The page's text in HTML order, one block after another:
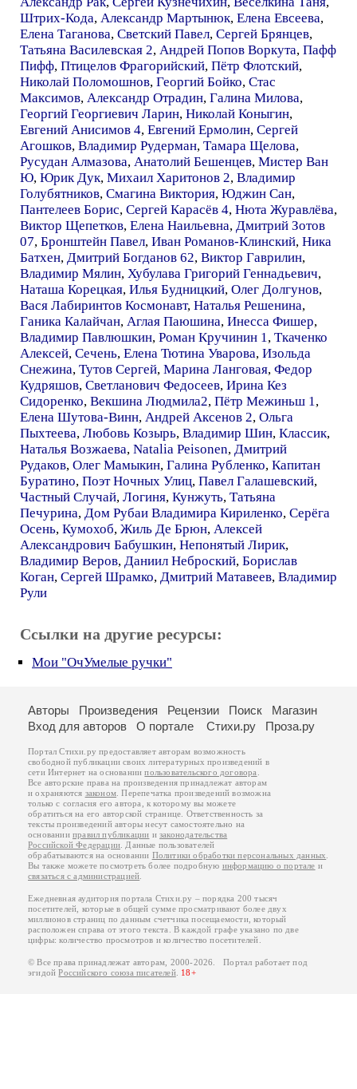
Штрих-Кода, Александр Мартынюк, Елена Евсеева,
Елена Таганова, Светский Павел, Сергей Брянцев,
Татьяна Василевская 2, Андрей Попов Воркута, Пафф
Пифф, Птицелов Фрагорийский, Пётр Флотский,
Николай Поломошнов, Георгий Бойко, Стас
Максимов, Александр Отрадин, Галина Милова,
Георгий Георгиевич Ларин, Николай Коныгин,
Евгений Анисимов 4, Евгений Ермолин, Сергей
Агошков, Владимир Рудерман, Тамара Щелова,
Русудан Алмазова, Анатолий Бешенцев, Мистер Ван
Ю, Юрик Дук, Михаил Харитонов 2, Владимир
Голубятников, Смагина Виктория, Юджин Сан,
Пантелеев Борис, Сергей Карасёв 4, Нюта Журавлёва,
Виктор Щепетков, Елена Наильевна, Дмитрий Зотов
07, Бронштейн Павел, Иван Романов-Клинский, Ника
Батхен, Дмитрий Богданов 62, Виктор Гаврилин,
Владимир Мялин, Хубулава Григорий Геннадьевич,
Наташа Корецкая, Илья Будницкий, Олег Долгунов,
Вася Лабиринтов Космонавт, Наталья Решенина,
Ганика Калайчан, Аглая Паюшина, Инесса Фишер,
Владимир Павлюшкин, Роман Кручинин 1, Ткаченко
Алексей, Сечень, Елена Тютина Уварова, Изольда
Снежина, Тутов Сергей, Марина Ланговая, Федор
Кудряшов, Светланович Федосеев, Ирина Кез
Сидоренко, Векшина Людмила2, Пётр Межиньш 1,
Елена Шутова-Винн, Андрей Аксенов 2, Ольга
Пыхтеева, Любовь Козырь, Владимир Шин, Классик,
Наталья Возжаева, Natalia Peisonen, Дмитрий
Рудаков, Олег Мамыкин, Галина Рубленко, Капитан
Буратино, Поэт Ночных Улиц, Павел Галашевский,
Частный Случай, Логиня, Кунжуть, Татьяна
Печурина, Дом Рубаи Владимира Кириленко, Серёга
Осень, Кумохоб, Жиль Де Брюн, Алексей
Александрович Бабушкин, Непонятый Лирик,
Владимир Веров, Даниил Неброский, Борислав
Коган, Сергей Шрамко, Дмитрий Матавеев, Владимир
Рули
Ссылки на другие ресурсы:
Мои "ОчУмелые ручки"
Авторы Произведения Рецензии Поиск
Магазин
Вход для авторов
О портале Стихи.ру Проза.ру
Портал Стихи.ру предоставляет авторам возможность
свободной публикации своих литературных произведений в
сети Интернет на основаниипользовательского договора
Все авторские права на произведения принадлежат авторам
и охраняются законом . Перепечатка произведений возможна
только с согласия его автора, к которому вы можете
обратиться на его авторской странице. Ответственность за
тексты произведений авторы несут самостоятельно на
основанииправил публикации изаконодательства
Российской Федерации . Данные пользователей
обрабатываются на основании Политики обработки персональных данных
Вы также можете посмотреть более подробную информацию о портале и
связаться с администрацией
Ежедневная аудитория портала Стихи.ру – порядка 200 тысяч
посетителей, которые в общей сумме просматривают более двух
миллионов страниц по данным счетчика посещаемости, который
расположен справа от этого текста. В каждой графе указано по две
цифры: количество просмотров и количество посетителей.
© Все права принадлежат авторам, 2000-2026. Портал работает под
эгидойРоссийского союза писателей. 18+